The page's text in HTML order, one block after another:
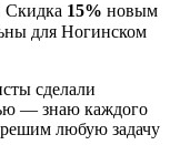
15% новым
для Ногинском
сделали
— знаю каждого
любую задачу